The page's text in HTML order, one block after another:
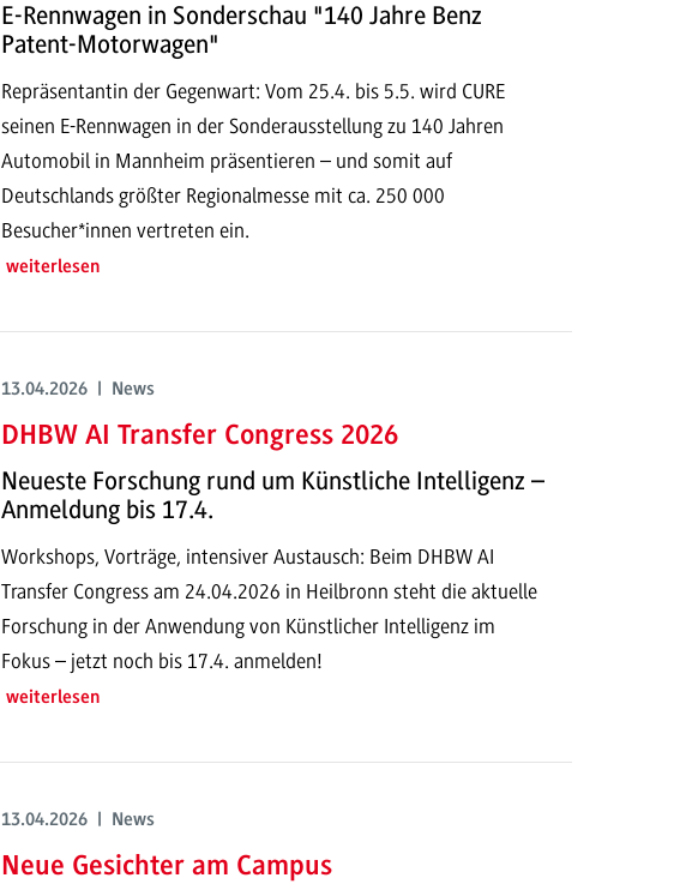
E-Rennwagen in Sonderschau "140 Jahre Benz
Patent-Motorwagen"
Repräsentantin der Gegenwart: Vom 25.4. bis 5.5. wird CURE
seinen E-Rennwagen in der Sonderausstellung zu 140 Jahren
Automobil in Mannheim präsentieren – und somit auf
Deutschlands größter Regionalmesse mit ca. 250 000
Besucher*innen vertreten ein.
weiterlesen
13.04.2026 | News
DHBW AI Transfer Congress 2026
Neueste Forschung rund um Künstliche Intelligenz –
Anmeldung bis 17.4.
Workshops, Vorträge, intensiver Austausch: Beim DHBW AI
Transfer Congress am 24.04.2026 in Heilbronn steht die aktuelle
Forschung in der Anwendung von Künstlicher Intelligenz im
Fokus – jetzt noch bis 17.4. anmelden!
weiterlesen
13.04.2026 | News
Neue Gesichter am Campus